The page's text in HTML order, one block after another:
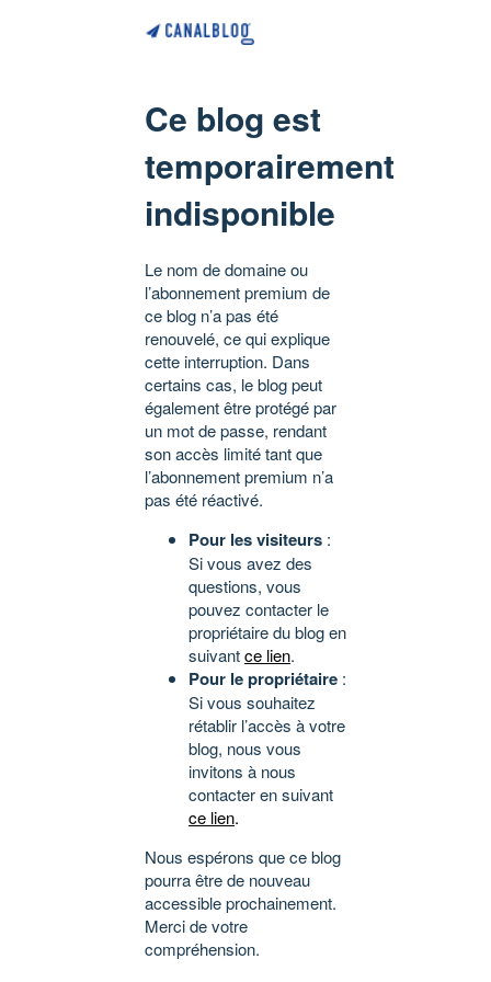
Ce blog est
temporairement
indisponible
Le nom de domaine ou
l’abonnement premium de
ce blog n’a pas été
renouvelé, ce qui explique
cette interruption. Dans
certains cas, le blog peut
également être protégé par
un mot de passe, rendant
son accès limité tant que
l’abonnement premium n’a
pas été réactivé.
Pour les visiteurs :
Si vous avez des
questions, vous
pouvez contacter le
propriétaire du blog en
suivantce lien.
Pour le propriétaire :
Si vous souhaitez
rétablir l’accès à votre
blog, nous vous
invitons à nous
contacter en suivant
ce lien.
Nous espérons que ce blog
pourra être de nouveau
accessible prochainement.
Merci de votre
compréhension.